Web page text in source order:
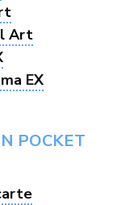
Art
EX
POCKET